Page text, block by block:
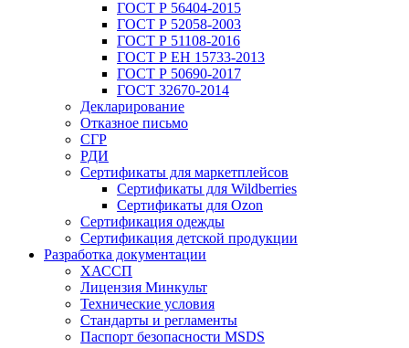
ГОСТ Р 56404-2015
ГОСТ Р 52058-2003
ГОСТ Р 51108-2016
ГОСТ Р ЕН 15733-2013
ГОСТ Р 50690-2017
ГОСТ 32670-2014
Декларирование
Отказное письмо
СГР
РДИ
Сертификаты для маркетплейсов
Сертификаты для Wildberries
Сертификаты для Ozon
Сертификация одежды
Сертификация детской продукции
Разработка документации
ХАССП
Лицензия Минкульт
Технические условия
Стандарты и регламенты
Паспорт безопасности MSDS